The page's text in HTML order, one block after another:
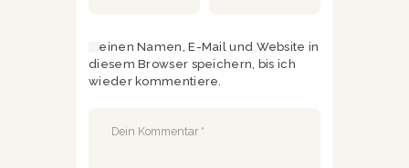
Meinen Namen, E-Mail und Website in
diesem Browser speichern, bis ich
wieder kommentiere.